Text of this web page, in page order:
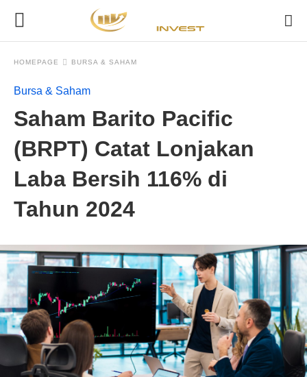
HOMEPAGE BURSA & SAHAM
Bursa & Saham
Saham Barito Pacific
(BRPT) Catat Lonjakan
Laba Bersih 116% di
Tahun 2024